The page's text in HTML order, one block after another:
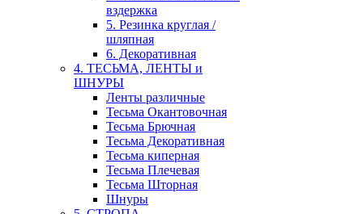
вздержка
5. Резинка круглая /
шляпная
6. Декоративная
4. ТЕСЬМА, ЛЕНТЫ и
ШНУРЫ
Ленты различные
Тесьма Окантовочная
Тесьма Брючная
Тесьма Декоративная
Тесьма киперная
Тесьма Плечевая
Тесьма Шторная
Шнуры